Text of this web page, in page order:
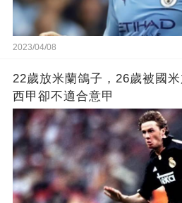
2023/04/08
22歲放米蘭鴿子，26歲被國
西甲卻不適合意甲